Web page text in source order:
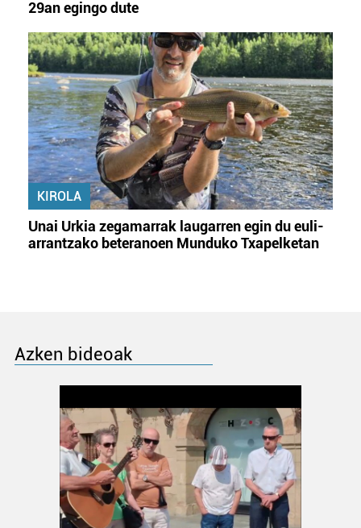
29an egingo dute
KIROLA
Unai Urkia zegamarrak laugarren egin du euli-
arrantzako beteranoen Munduko Txapelketan
Azken bideoak